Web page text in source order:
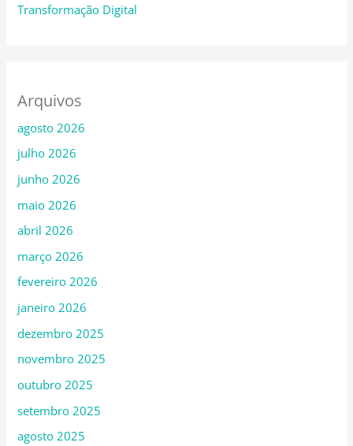
Transformação Digital
Arquivos
agosto 2026
julho 2026
junho 2026
maio 2026
abril 2026
março 2026
fevereiro 2026
janeiro 2026
dezembro 2025
novembro 2025
outubro 2025
setembro 2025
agosto 2025